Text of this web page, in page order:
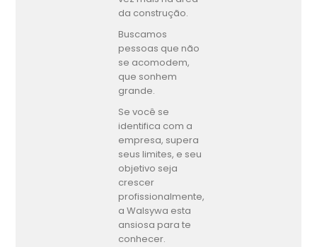
da construção.
Buscamos
pessoas que não
se acomodem,
que sonhem
grande.
Se você se
identifica com a
empresa, supera
seus limites, e seu
objetivo seja
crescer
profissionalmente,
a Walsywa esta
ansiosa para te
conhecer.